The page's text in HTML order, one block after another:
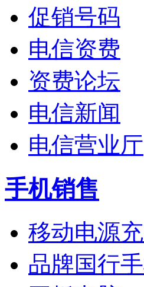
促销号码
电信资费
资费论坛
电信新闻
电信营业厅
手机销售
移动电源
品牌国行